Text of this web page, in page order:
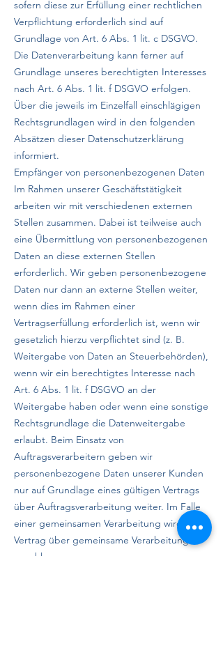
sofern diese zur Erfüllung einer rechtlichen
Verpflichtung erforderlich sind auf
Grundlage von Art. 6 Abs. 1 lit. c DSGVO.
Die Datenverarbeitung kann ferner auf
Grundlage unseres berechtigten Interesses
nach Art. 6 Abs. 1 lit. f DSGVO erfolgen.
Über die jeweils im Einzelfall einschlägigen
Rechtsgrundlagen wird in den folgenden
Absätzen dieser Datenschutzerklärung
informiert.
Empfänger von personenbezogenen Daten
Im Rahmen unserer Geschäftstätigkeit
arbeiten wir mit verschiedenen externen
Stellen zusammen. Dabei ist teilweise auch
eine Übermittlung von personenbezogenen
Daten an diese externen Stellen
erforderlich. Wir geben personenbezogene
Daten nur dann an externe Stellen weiter,
wenn dies im Rahmen einer
Vertragserfüllung erforderlich ist, wenn wir
gesetzlich hierzu verpflichtet sind (z. B.
Weitergabe von Daten an Steuerbehörden),
wenn wir ein berechtigtes Interesse nach
Art. 6 Abs. 1 lit. f DSGVO an der
Weitergabe haben oder wenn eine sonstige
Rechtsgrundlage die Datenweitergabe
erlaubt. Beim Einsatz von
Auftragsverarbeitern geben wir
personenbezogene Daten unserer Kunden
nur auf Grundlage eines gültigen Vertrags
über Auftragsverarbeitung weiter. Im Falle
einer gemeinsamen Verarbeitung wird ein
Vertrag über gemeinsame Verarbeitung
geschlossen.